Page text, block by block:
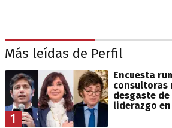
Más leídas de Perfil
1
Encuesta
consultoras
desgaste
liderazgo